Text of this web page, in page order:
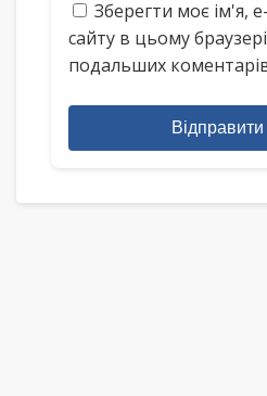
Зберегти моє ім'я,
сайту в цьому
подальших
Відправити